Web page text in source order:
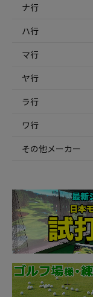
ナ行
ハ行
マ行
ヤ行
ラ行
ワ行
その他メーカー